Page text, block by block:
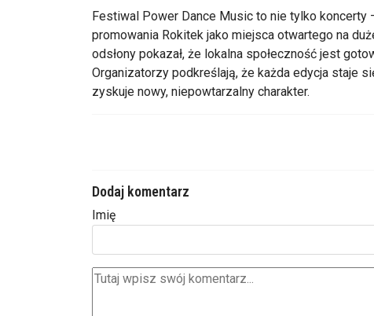
Festiwal Power Dance Music to nie tylko
promowania Rokitek jako miejsca otwartego na
odsłony pokazał, że lokalna społeczność jest
Organizatorzy podkreślają, że każda edycja staje
zyskuje nowy, niepowtarzalny charakter.
Dodaj komentarz
Imię